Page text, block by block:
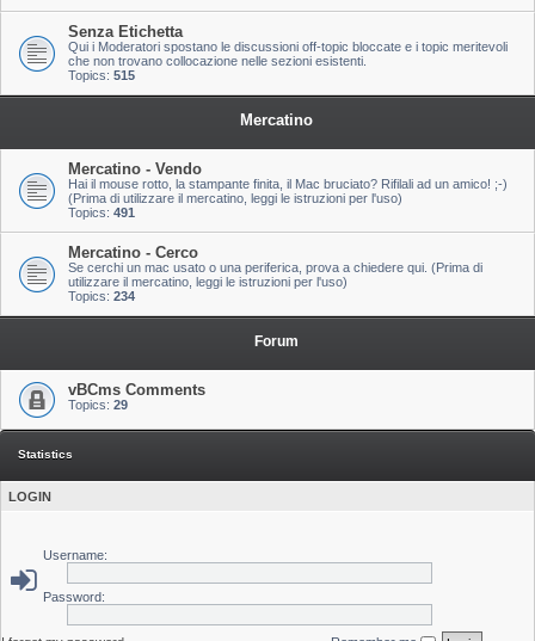
Senza Etichetta
Qui i Moderatori spostano le discussioni off-topic bloccate e i topic meritevoli
che non trovano collocazione nelle sezioni esistenti.
Topics: 515
Mercatino
Mercatino - Vendo
Hai il mouse rotto, la stampante finita, il Mac bruciato? Rifilali ad un amico! ;-)
(Prima di utilizzare il mercatino, leggi le istruzioni per l'uso)
Topics: 491
Mercatino - Cerco
Se cerchi un mac usato o una periferica, prova a chiedere qui. (Prima di
utilizzare il mercatino, leggi le istruzioni per l'uso)
Topics: 234
Forum
vBCms Comments
Topics: 29
Statistics
LOGIN
Username:
Password: